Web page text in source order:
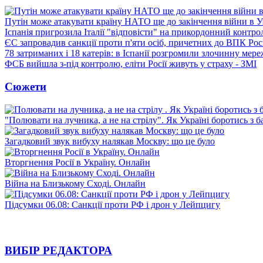
Путін може атакувати країну НАТО ще до закінчення війни в
Іспанія пригрозила Італії "відповісти" на прикордонний
ЄС запровадив санкції проти п'яти осіб, причетних до ВПК
78 затриманих і 18 катерів: в Іспанії розгромили злочинну
ФСБ вийшла з-під контролю, еліти Росії живуть у страху - ЗМІ
Сюжети
"Полювати на лучника, а не на стрілу". Як Україні боротись з
Загадковий звук вибуху налякав Москву: що це було
Вторгнення Росії в Україну. Онлайн
Війна на Близькому Сході. Онлайн
Підсумки 06.08: Санкції проти РФ і дрон у Лейпцигу
ВИБІР РЕДАКТОРА